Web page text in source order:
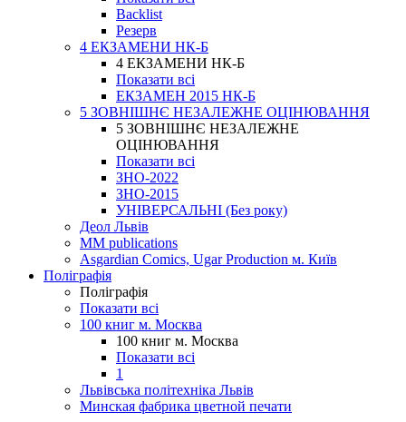
Backlist
Резерв
4 ЕКЗАМЕНИ НК-Б
4 ЕКЗАМЕНИ НК-Б
Показати всі
ЕКЗАМЕН 2015 НК-Б
5 ЗОВНІШНЄ НЕЗАЛЕЖНЕ ОЦІНЮВАННЯ
5 ЗОВНІШНЄ НЕЗАЛЕЖНЕ
ОЦІНЮВАННЯ
Показати всі
ЗНО-2022
ЗНО-2015
УНІВЕРСАЛЬНІ (Без року)
Деол Львів
MM publications
Asgardian Comics, Ugar Production м. Київ
Поліграфія
Поліграфія
Показати всі
100 книг м. Москва
100 книг м. Москва
Показати всі
1
Львівська політехніка Львів
Минская фабрика цветной печати